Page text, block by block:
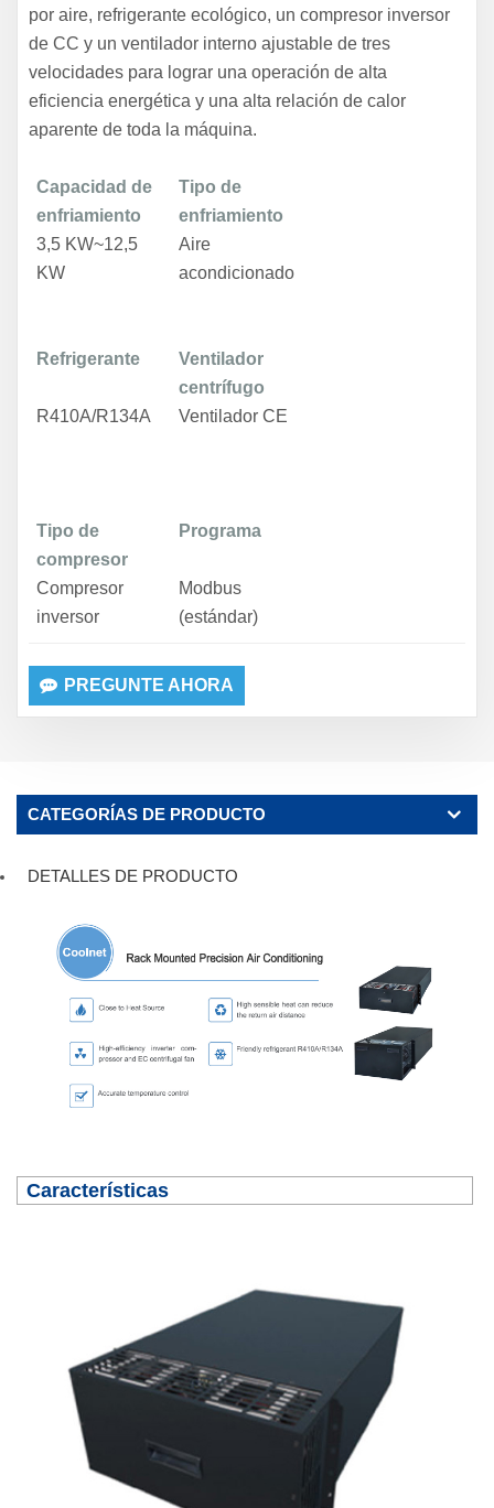
por aire, refrigerante ecológico, un compresor inversor
de CC y un ventilador interno ajustable de tres
velocidades para lograr una operación de alta
eficiencia energética y una alta relación de calor
aparente de toda la máquina.
Capacidad de
enfriamiento
Tipo de
enfriamiento
3,5 KW~12,5
KW
Aire
acondicionado
Refrigerante
Ventilador
centrífugo
R410A/R134A
Ventilador CE
Tipo de
compresor
Programa
Compresor
inversor
Modbus
(estándar)
PREGUNTE AHORA
CATEGORÍAS DE PRODUCTO
DETALLES DE PRODUCTO
Características